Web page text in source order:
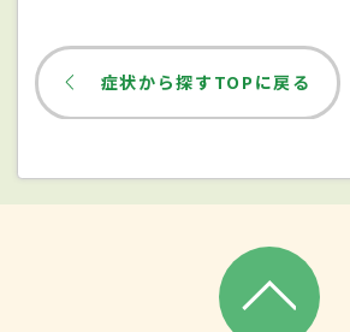
みぞおちから左の脇腹にかけ
が主な症状。発症した人は空
は、強い吐き気や胸焼け、げ
食欲不振などの症状が出現。
症状から探すTOPに戻る